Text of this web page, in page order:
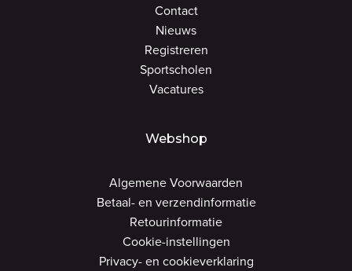
Contact
Nieuws
Registreren
Sportscholen
Vacatures
Webshop
Algemene Voorwaarden
Betaal- en verzendinformatie
Retourinformatie
Cookie-instellingen
Privacy- en cookieverklaring